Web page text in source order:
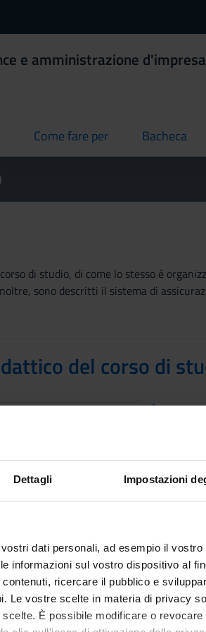
Dettagli Impostazioni
dati personali, ad esempio il
informazioni sul vostro dispositivo al
ricercare il pubblico e
Le vostre scelte in materia di privacy
È possibile modificare o
e amministrazione
Come fare per
current Bacheca
current
di studio, di come lo stesso è
sono descritti il sistema di
del corso di
È il
sul
contribuzione